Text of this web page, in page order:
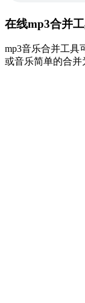
在线mp3合并
mp3音乐合并工具
或音乐简单的合并